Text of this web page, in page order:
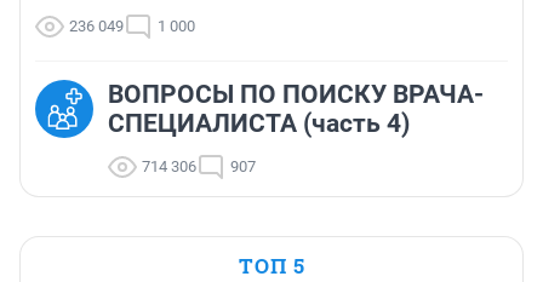
236 049 1 000
ВОПРОСЫ ПО ПОИСКУ ВРАЧА-
СПЕЦИАЛИСТА (часть 4)
714 306 907
ТОП 5